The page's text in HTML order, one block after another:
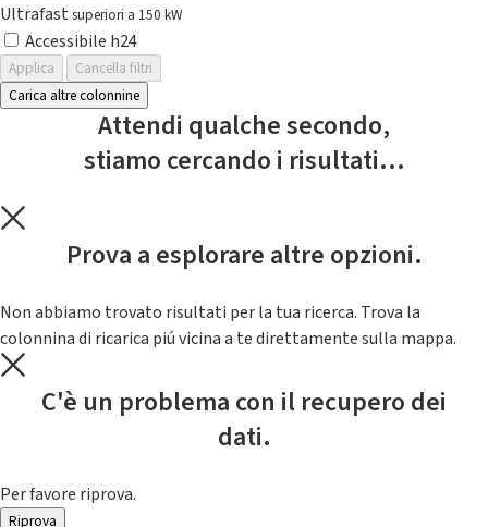
Ultrafast superiori a 150 kW
Accessibile h24
Applica
Cancella filtri
Carica altre colonnine
Attendi qualche secondo,
stiamo cercando i risultati...
Prova a esplorare altre opzioni.
Non abbiamo trovato risultati per la tua ricerca. Trova la
colonnina di ricarica piú vicina a te direttamente sulla mappa.
C'è un problema con il recupero dei
dati.
Per favore riprova.
Riprova